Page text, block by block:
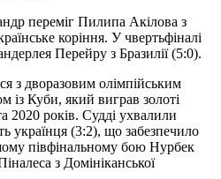
переміг Пилипа Акілова з
коріння. У чвертьфіналі
Перейру з Бразилії (5:0).
з дворазовим олімпійським
Куби, який виграв золоті
2020 років. Судді ухвалили
українця (3:2), що забезпечило
півфінальному бою Нурбек
з Домініканської